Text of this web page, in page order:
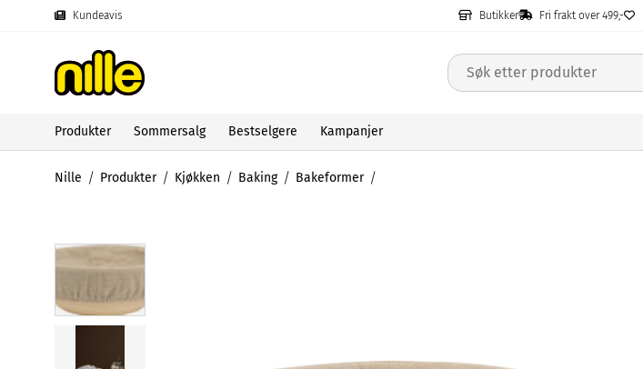
Kundeavis Butikker Fri frakt over 499,-
Produkter Sommersalg Bestselgere Kampanjer
Nille Produkter Kjøkken Baking Bakeformer